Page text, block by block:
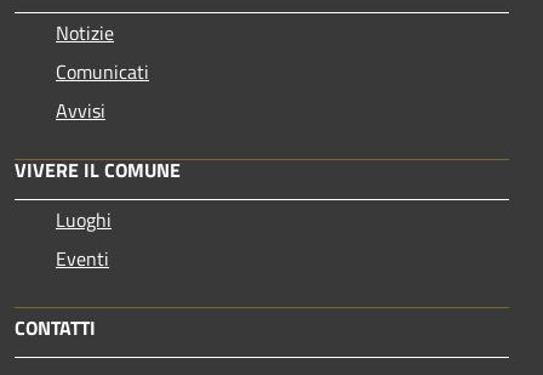
Notizie
Comunicati
Avvisi
VIVERE IL COMUNE
Luoghi
Eventi
CONTATTI